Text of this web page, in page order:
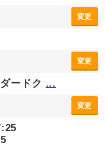
変更
変更
ードク ...
変更